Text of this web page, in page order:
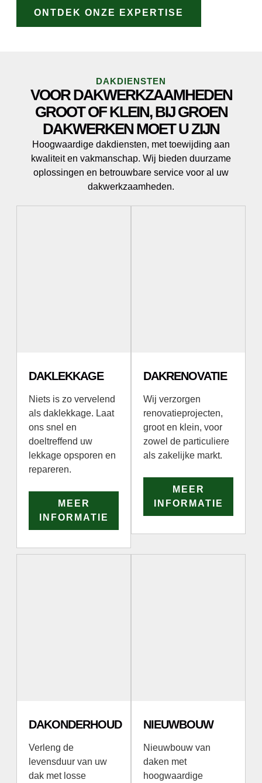
ONTDEK ONZE EXPERTISE
DAKDIENSTEN
VOOR DAKWERKZAAMHEDEN
GROOT OF KLEIN, BIJ GROEN
DAKWERKEN MOET U ZIJN
Hoogwaardige dakdiensten, met toewijding aan
kwaliteit en vakmanschap. Wij bieden duurzame
oplossingen en betrouwbare service voor al uw
dakwerkzaamheden.
DAKLEKKAGE
Niets is zo vervelend
als daklekkage. Laat
ons snel en
doeltreffend uw
lekkage opsporen en
repareren.
MEER
INFORMATIE
DAKRENOVATIE
Wij verzorgen
renovatieprojecten,
groot en klein, voor
zowel de particuliere
als zakelijke markt.
MEER
INFORMATIE
DAKONDERHOUD
Verleng de
levensduur van uw
dak met losse
NIEUWBOUW
Nieuwbouw van
daken met
hoogwaardige